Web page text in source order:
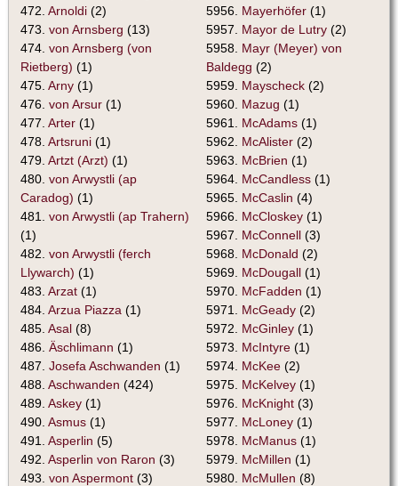
472. Arnoldi (2)
473. von Arnsberg (13)
474. von Arnsberg (von
Rietberg) (1)
475. Arny (1)
476. von Arsur (1)
477. Arter (1)
478. Artsruni (1)
479. Artzt (Arzt) (1)
480. von Arwystli (ap
Caradog) (1)
481. von Arwystli (ap Trahern)
(1)
482. von Arwystli (ferch
Llywarch) (1)
483. Arzat (1)
484. Arzua Piazza (1)
485. Asal (8)
486. Äschlimann (1)
487. Josefa Aschwanden (1)
488. Aschwanden (424)
489. Askey (1)
490. Asmus (1)
491. Asperlin (5)
492. Asperlin von Raron (3)
493. von Aspermont (3)
5956. Mayerhöfer (1)
5957. Mayor de Lutry (2)
5958. Mayr (Meyer) von
Baldegg (2)
5959. Mayscheck (2)
5960. Mazug (1)
5961. McAdams (1)
5962. McAlister (2)
5963. McBrien (1)
5964. McCandless (1)
5965. McCaslin (4)
5966. McCloskey (1)
5967. McConnell (3)
5968. McDonald (2)
5969. McDougall (1)
5970. McFadden (1)
5971. McGeady (2)
5972. McGinley (1)
5973. McIntyre (1)
5974. McKee (2)
5975. McKelvey (1)
5976. McKnight (3)
5977. McLoney (1)
5978. McManus (1)
5979. McMillen (1)
5980. McMullen (8)